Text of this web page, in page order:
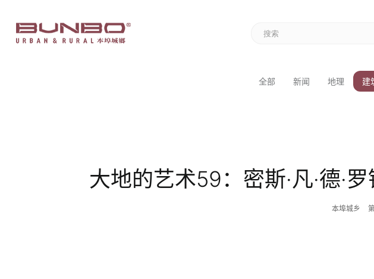
全部 新闻 地理 建
大地的艺术59：密斯·凡·德·
本埠城乡